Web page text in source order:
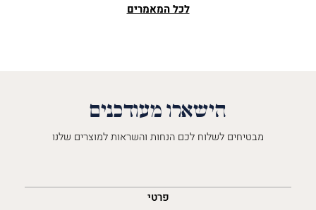
לכל המאמרים
הישארו מעודכנים
מבטיחים לשלוח לכם הנחות והשראות למוצרים שלנו
פרטי